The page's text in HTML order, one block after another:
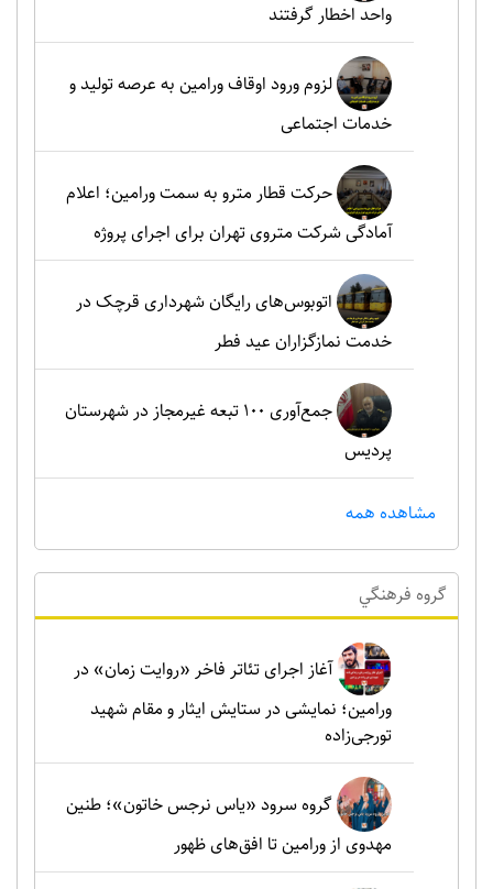
واحد اخطار گرفتند
لزوم ورود اوقاف ورامین به عرصه تولید و
خدمات اجتماعی
حرکت قطار مترو به سمت ورامین؛ اعلام
آمادگی شرکت متروی تهران برای اجرای پروژه
اتوبوس‌های رایگان شهرداری قرچک در
خدمت نمازگزاران عید فطر
جمع‌آوری ۱۰۰ تبعه غیرمجاز در شهرستان
پردیس
مشاهده همه
گروه فرهنگي
آغاز اجرای تئاتر فاخر «روایت زمان» در
ورامین؛ نمایشی در ستایش ایثار و مقام شهید
تورجی‌زاده
گروه سرود «یاس نرجس خاتون»؛ طنین
مهدوی از ورامین تا افق‌های ظهور